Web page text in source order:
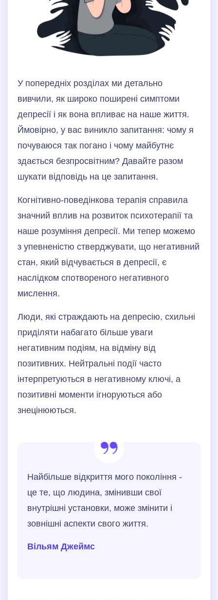
У попередніх розділах ми детально
вивчили, як широко поширені симптоми
депресії і як вона впливає на наше життя.
Ймовірно, у вас виникло запитання: чому я
почуваюся так погано і чому майбутнє
здається безпросвітним? Давайте разом
шукати відповідь на це запитання.
Когнітивно-поведінкова терапія справила
значний вплив на розвиток психотерапії та
наше розуміння депресії. Ми тепер можемо
з упевненістю стверджувати, що негативний
стан, який відчувається в депресії, є
наслідком спотвореного негативного
мислення.
Люди, які страждають на депресію, схильні
приділяти набагато більше уваги
негативним подіям, на відміну від
позитивних. Нейтральні події часто
інтерпретуються в негативному ключі, а
позитивні моменти ігноруються або
знецінюються.
Найбільше відкриття мого покоління -
це те, що людина, змінивши свої
внутрішні установки, може змінити і
зовнішні аспекти свого життя.
Вільям Джеймс